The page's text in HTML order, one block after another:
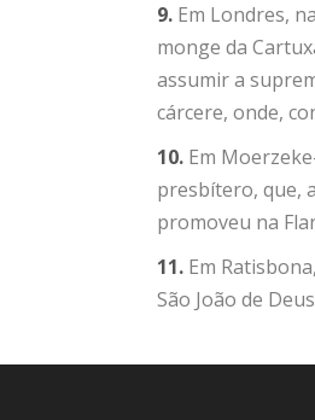
9. Em Londres,
monge da
assumir a
cárcere, onde,
10. Em
presbítero, que,
promoveu na
11. Em
São João de